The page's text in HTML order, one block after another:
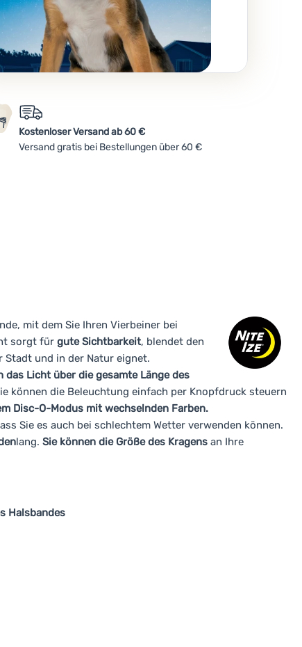
Kostenloser Versand ab 60 €
Versand gratis bei Bestellungen über 60 €
mit dem Sie Ihren Vierbeiner bei
sorgt für gute Sichtbarkeit, blendet den
Stadt und in der Natur eignet.
das Licht über die gesamte Länge des
können die Beleuchtung einfach per Knopfdruck steuern
Disc-O-Modus mit wechselnden Farben.
Sie es auch bei schlechtem Wetter verwenden können.
lang. Sie können die Größe des Kragens an Ihre
Halsbandes